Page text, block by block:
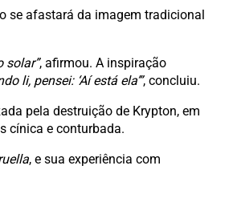
se afastará da imagem tradicional
solar”, afirmou. A inspiração
li, pensei: ‘Aí está ela’”, concluiu.
pela destruição de Krypton, em
cínica e conturbada.
, e sua experiência com